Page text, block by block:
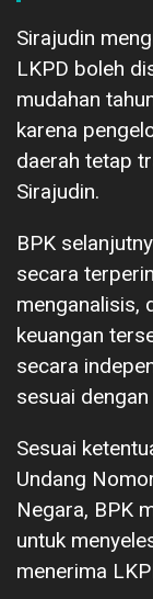
Sirajudin
LKPD boleh
mudahan
karena
daerah tetap
Sirajudin.
BPK
secara
menganalisis,
keuangan
secara
sesuai
Sesuai
Undang
Negara, BPK
untuk
menerima